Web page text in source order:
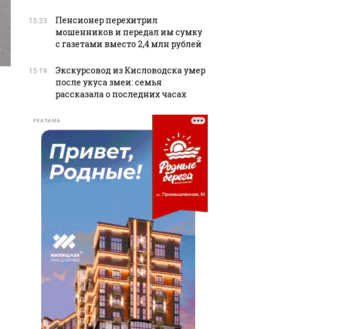
15:33
Пенсионер перехитрил
мошенников и передал им сумку
с газетами вместо 2,4 млн рублей
15:19
Экскурсовод из Кисловодска умер
после укуса змеи: семья
рассказала о последних часах
РЕКЛАМА